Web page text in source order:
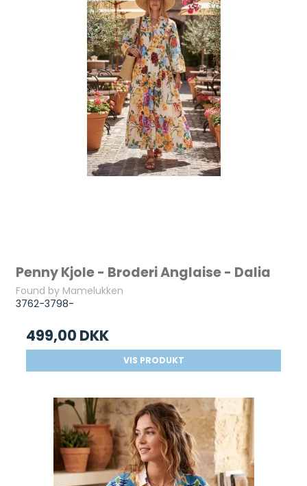
Penny Kjole - Broderi Anglaise - Dalia
Found by Mamelukken
3762-3798-
499,00 DKK
VIS PRODUKT